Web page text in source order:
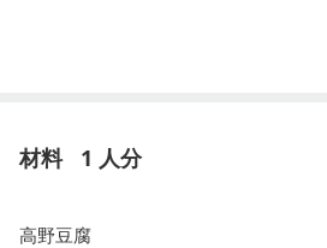
材料 1 人分
高野豆腐